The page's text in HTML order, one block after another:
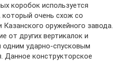
коробок используется
который очень схож со
оружейного завода.
от других вертикалок и
одним ударно-спусковым
Данное конструкторское